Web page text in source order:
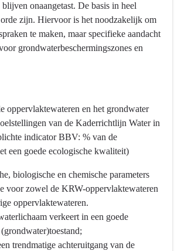
onaangetast. De basis in heel
zijn. Hiervoor is het noodzakelijk om
te maken, maar specifieke aandacht
grondwaterbeschermingszones en
oppervlaktewateren en het grondwater
van de Kaderrichtlijn Water in
indicator BBV: % van de
een goede ecologische kwaliteit)
biologische en chemische parameters
voor zowel de KRW-oppervlaktewateren
oppervlaktewateren.
verkeert in een goede
trendmatige achteruitgang van de